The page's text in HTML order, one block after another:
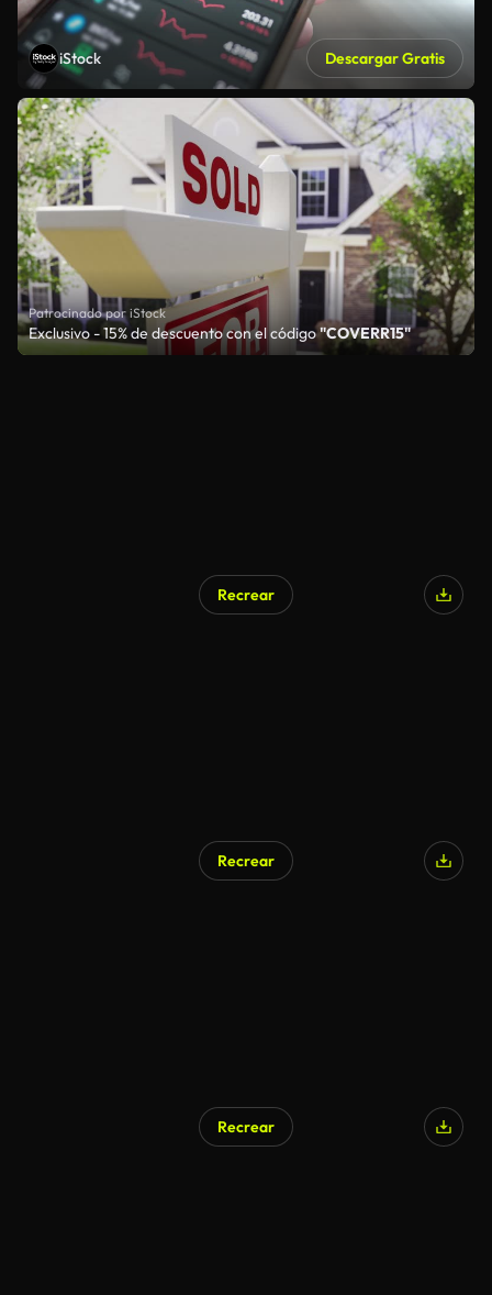
iStock Descargar Gratis
Patrocinado por iStock
Exclusivo - 15% de descuento con el código"COVERR15"
Recrear
Recrear
Recrear